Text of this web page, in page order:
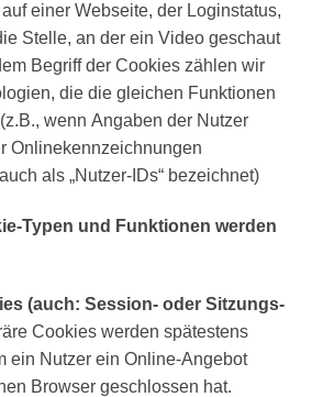
einer Webseite, der Loginstatus,
Stelle, an der ein Video geschaut
Begriff der Cookies zählen wir
die die gleichen Funktionen
wenn Angaben der Nutzer
Onlinekennzeichnungen
als „Nutzer-IDs“ bezeichnet)
Typen und Funktionen werden
(auch: Session- oder Sitzungs-
Cookies werden spätestens
ein Nutzer ein Online-Angebot
Browser geschlossen hat.